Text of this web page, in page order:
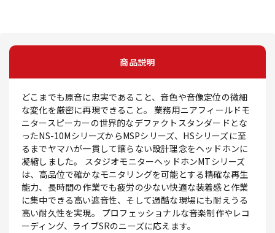
商品説明
どこまでも原音に忠実であること、音色や音像定位の微細
な変化を厳密に再現できること。 業務用ニアフィールドモ
ニタースピーカーの世界的なデファクトスタンダードとな
ったNS-10MシリーズからMSPシリーズ、HSシリーズに至
るまでヤマハが一貫して譲らない設計理念をヘッドホンに
凝縮しました。 スタジオモニターヘッドホンMTシリーズ
は、高品位で確かなモニタリングを可能とする精確な再生
能力、長時間の作業でも疲労の少ない快適な装着感と作業
に集中できる高い遮音性、そして過酷な現場にも耐えうる
高い耐久性を実現。 プロフェッショナルな音楽制作やレコ
ーディング、ライブSRのニーズに応えます。